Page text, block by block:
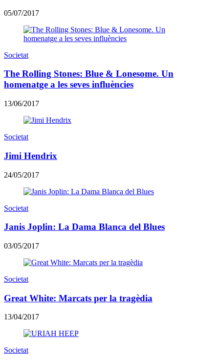
05/07/2017
Societat
The Rolling Stones: Blue & Lonesome. Un
homenatge a les seves influències
13/06/2017
Societat
Jimi Hendrix
24/05/2017
Societat
Janis Joplin: La Dama Blanca del Blues
03/05/2017
Societat
Great White: Marcats per la tragèdia
13/04/2017
Societat